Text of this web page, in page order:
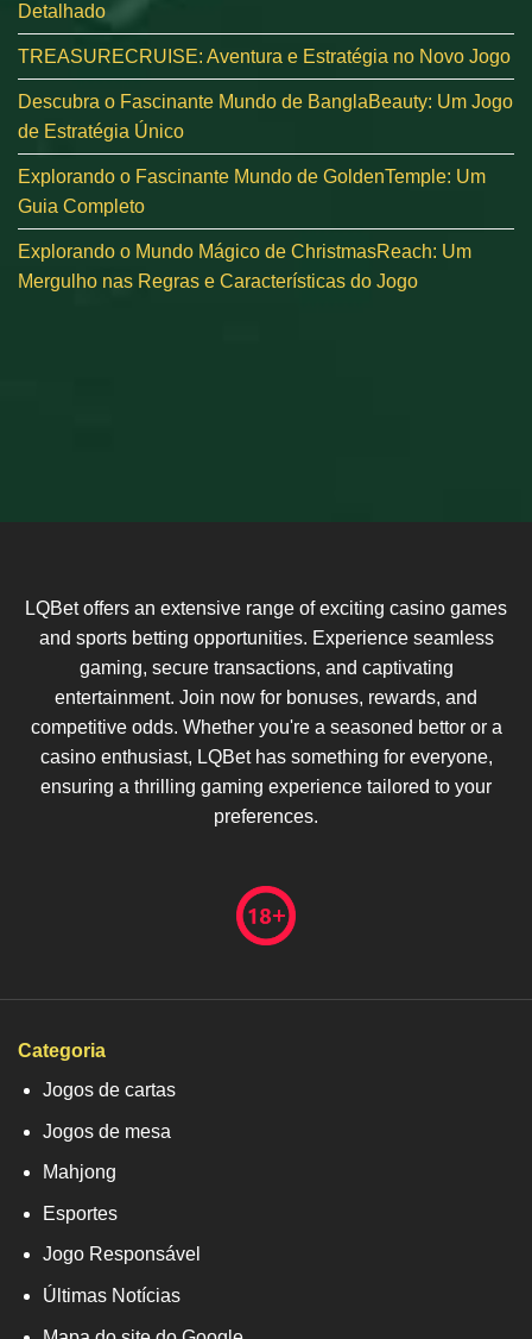
Detalhado
TREASURECRUISE: Aventura e Estratégia no Novo Jogo
Descubra o Fascinante Mundo de BanglaBeauty: Um Jogo
de Estratégia Único
Explorando o Fascinante Mundo de GoldenTemple: Um
Guia Completo
Explorando o Mundo Mágico de ChristmasReach: Um
Mergulho nas Regras e Características do Jogo
LQBet offers an extensive range of exciting casino games
and sports betting opportunities. Experience seamless
gaming, secure transactions, and captivating
entertainment. Join now for bonuses, rewards, and
competitive odds. Whether you're a seasoned bettor or a
casino enthusiast, LQBet has something for everyone,
ensuring a thrilling gaming experience tailored to your
preferences.
Categoria
Jogos de cartas
Jogos de mesa
Mahjong
Esportes
Jogo Responsável
Últimas Notícias